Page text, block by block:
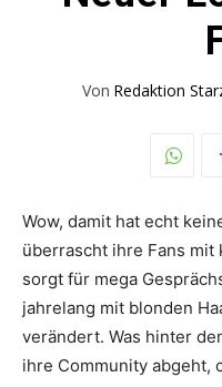
Von Redaktion
Wow, damit hat echt
überrascht ihre Fans mit
sorgt für mega
jahrelang mit blonden
verändert. Was hinter
ihre Community abgeht,